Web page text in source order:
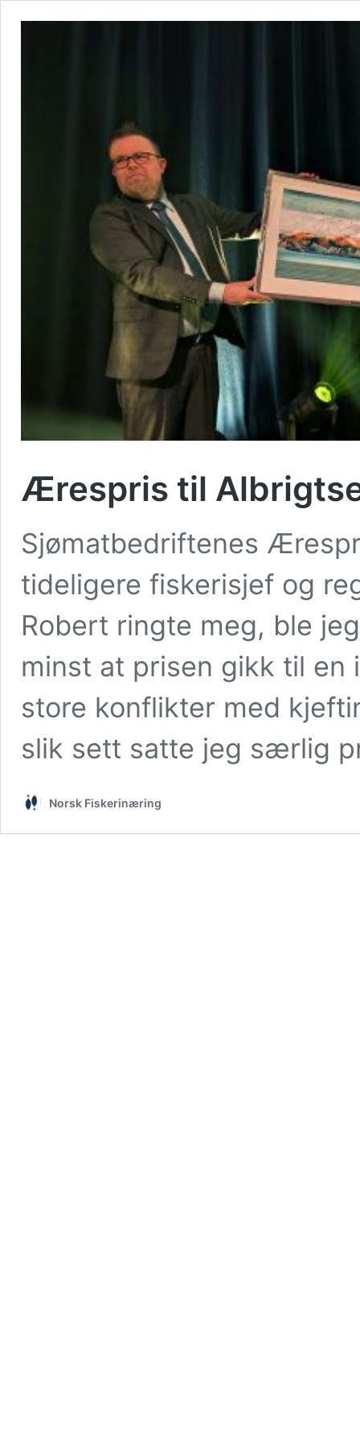
Ærespris til
Sjømatbedriftenes
tideligere fiskerisjef og
Robert ringte meg, ble
minst at prisen gikk til en
store konflikter med
slik sett satte jeg særlig
Norsk Fiskerinæring